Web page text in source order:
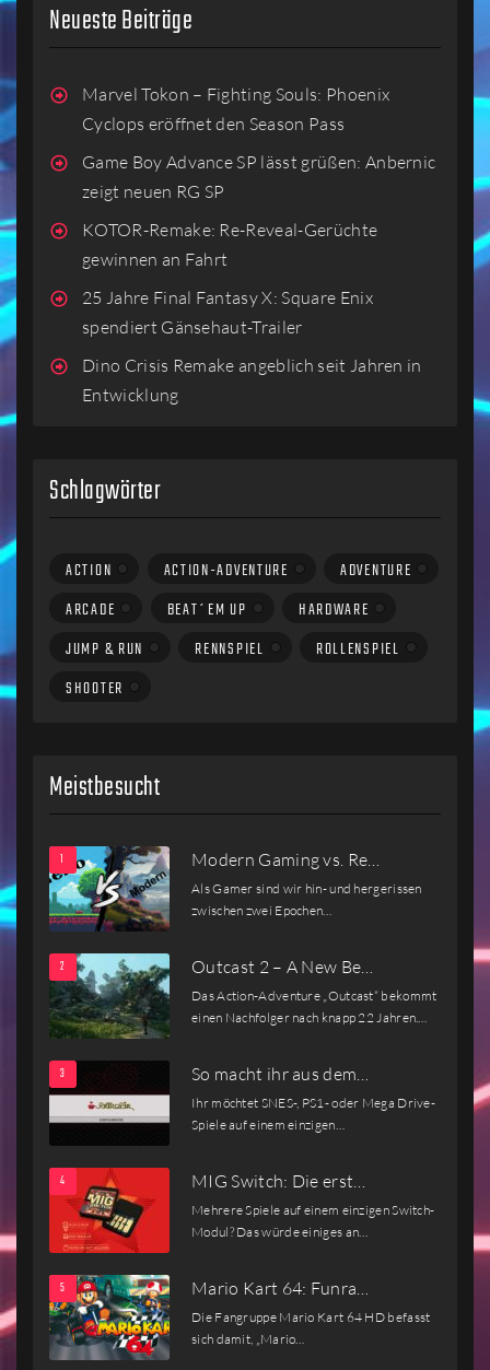
Neueste Beiträge
Marvel Tokon – Fighting Souls: Phoenix
Cyclops eröffnet den Season Pass
Game Boy Advance SP lässt grüßen: Anbernic
zeigt neuen RG SP
KOTOR-Remake: Re-Reveal-Gerüchte
gewinnen an Fahrt
25 Jahre Final Fantasy X: Square Enix
spendiert Gänsehaut-Trailer
Dino Crisis Remake angeblich seit Jahren in
Entwicklung
Schlagwörter
ACTION ACTION-ADVENTURE
ADVENTURE
ARCADE
BEAT´EM UP
HARDWARE
JUMP & RUN
RENNSPIEL
ROLLENSPIEL
SHOOTER
Meistbesucht
Modern Gaming vs. Re…
Als Gamer sind wir hin- und hergerissen
zwischen zwei Epochen…
Outcast 2 – A New Be…
Das Action-Adventure „Outcast“ bekommt
einen Nachfolger nach knapp 22 Jahren.…
So macht ihr aus dem…
Ihr möchtet SNES-, PS1- oder Mega Drive-
Spiele auf einem einzigen…
MIG Switch: Die erst…
Mehrere Spiele auf einem einzigen Switch-
Modul? Das würde einiges an…
Mario Kart 64: Funra…
Die Fangruppe Mario Kart 64 HD befasst
sich damit, „Mario…